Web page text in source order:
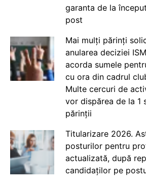
garanta de la
post
Mai mulți părinți
anularea deciziei
acorda sumele
cu ora din cadrul
Multe cercuri de
vor dispărea de la 1
părinții
Titularizare 2026.
posturilor pentru
actualizată, după
candidaților pe